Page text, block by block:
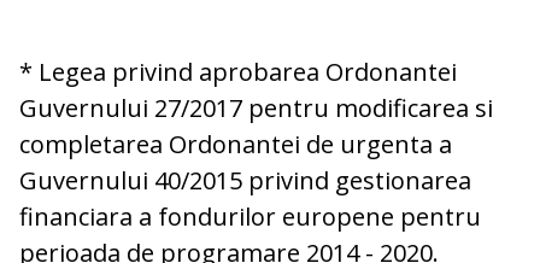
* Legea privind aprobarea Ordonantei
Guvernului 27/2017 pentru modificarea si
completarea Ordonantei de urgenta a
Guvernului 40/2015 privind gestionarea
financiara a fondurilor europene pentru
perioada de programare 2014 - 2020.